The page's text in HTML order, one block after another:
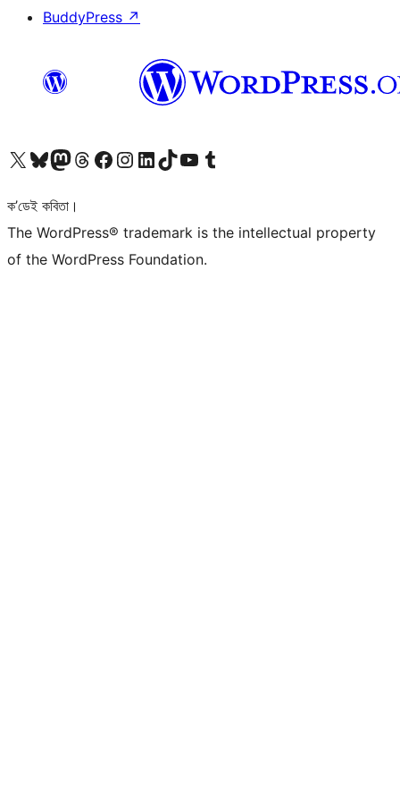
BuddyPress ↗
আমাৰ X (আগৰ Twitter) একাউণ্টলৈ যাওকআমাৰ Bluesky একাউণ্টলৈ যাওকআমাৰ Mastodon একাউণ্টলৈ যাওকআমাৰ Threads একাউণ্টলৈ যাওকআমাৰ Facebook পৃষ্ঠালৈ যাওকআমাৰ Instagram একাউণ্টলৈ যাওকআমাৰ LinkedIn একাউণ্টলৈ যাওকআমাৰ TikTok একাউণ্টলৈ যাওকআমাৰ YouTube চেনেললৈ যাওকআমাৰ Tumblr একাউণ্টলৈ যাওক
ক’ডেই কবিতা।
The WordPress® trademark is the intellectual property
of the WordPress Foundation.